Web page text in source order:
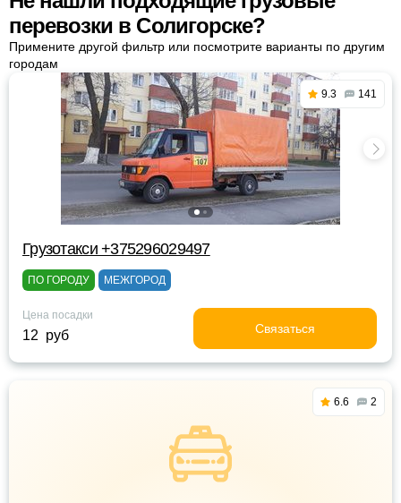
перевозки в Солигорске?
Примените другой фильтр или посмотрите варианты по другим
городам
9.3 141
Грузотакси +375296029497
ПО ГОРОДУ МЕЖГОРОД
Цена посадки
12 руб Связаться
6.6 2